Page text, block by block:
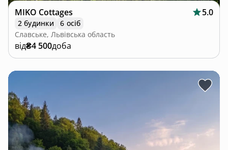
MIKO Cottages 5.0
2 будинки
6 осіб
Славське, Львівська область
від₴4 500доба